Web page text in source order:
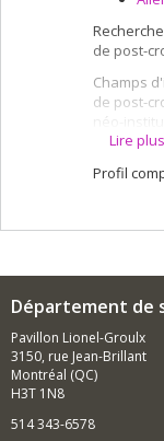
de post-
Champs
de post-
néo-
Lire
Profil
Département de
Pavillon Lionel-Groulx
3150, rue Jean-Brillant
Montréal (QC)
H3T 1N8
514 343-6578